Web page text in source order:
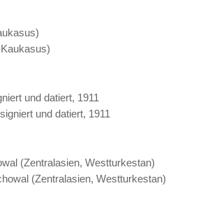
und datiert, 1911
(Zentralasien, Westturkestan)